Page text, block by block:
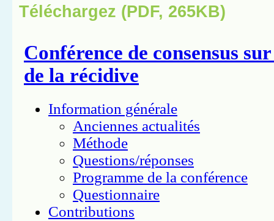
Téléchargez (PDF, 265KB)